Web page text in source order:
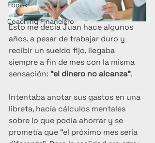
Ebook
Coaching Financiero
Esto me decía Juan hace algunos
años, a pesar de trabajar duro y
recibir un sueldo fijo, llegaba
siempre a fin de mes con la misma
sensación: “el dinero no alcanza”.
Intentaba anotar sus gastos en una
libreta, hacía cálculos mentales
sobre lo que podía ahorrar y se
prometía que “el próximo mes sería